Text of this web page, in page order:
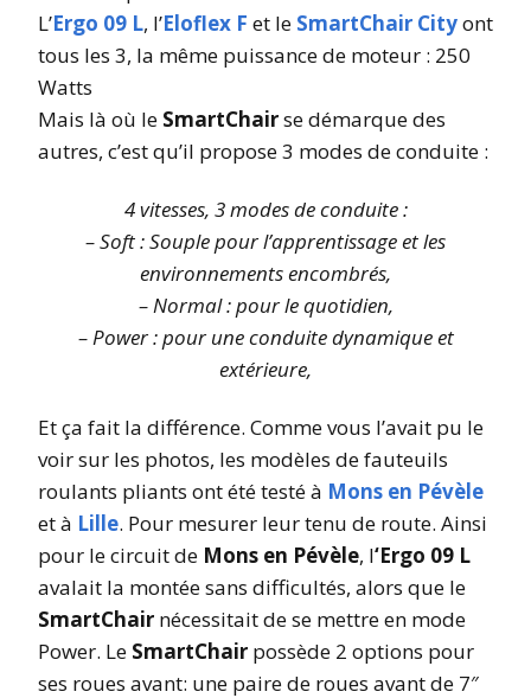
L’Ergo 09 L, l’Eloflex F et le SmartChair Cityont
tous les 3, la même puissance de moteur : 250
Watts
Mais là où le SmartChairse démarque des
autres, c’est qu’il propose 3 modes de conduite :
4 vitesses, 3 modes de conduite :
– Soft : Souple pour l’apprentissage et les
environnements encombrés,
– Normal : pour le quotidien,
– Power : pour une conduite dynamique et
extérieure,
Et ça fait la différence. Comme vous l’avait pu le
voir sur les photos, les modèles de fauteuils
roulants pliants ont été testé à Mons en Pévèle
et à Lille. Pour mesurer leur tenu de route. Ainsi
pour le circuit de Mons en Pévèle, l‘Ergo 09 L
avalait la montée sans difficultés, alors que le
SmartChair nécessitait de se mettre en mode
Power. Le SmartChair possède 2 options pour
ses roues avant: une paire de roues avant de 7″